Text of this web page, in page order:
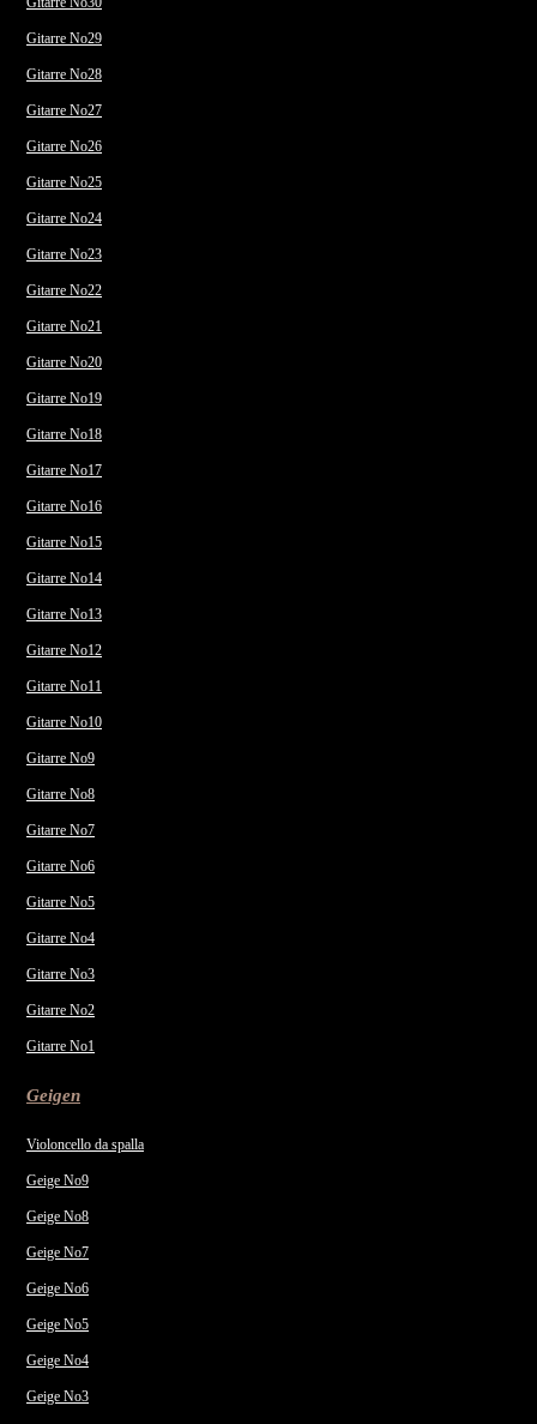
Gitarre No29
Gitarre No28
Gitarre No27
Gitarre No26
Gitarre No25
Gitarre No24
Gitarre No23
Gitarre No22
Gitarre No21
Gitarre No20
Gitarre No19
Gitarre No18
Gitarre No17
Gitarre No16
Gitarre No15
Gitarre No14
Gitarre No13
Gitarre No12
Gitarre No11
Gitarre No10
Gitarre No9
Gitarre No8
Gitarre No7
Gitarre No6
Gitarre No5
Gitarre No4
Gitarre No3
Gitarre No2
Gitarre No1
Geigen
Violoncello da spalla
Geige No9
Geige No8
Geige No7
Geige No6
Geige No5
Geige No4
Geige No3